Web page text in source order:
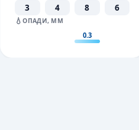
3 4 8 6
💧ОПАДИ, ММ
0.3